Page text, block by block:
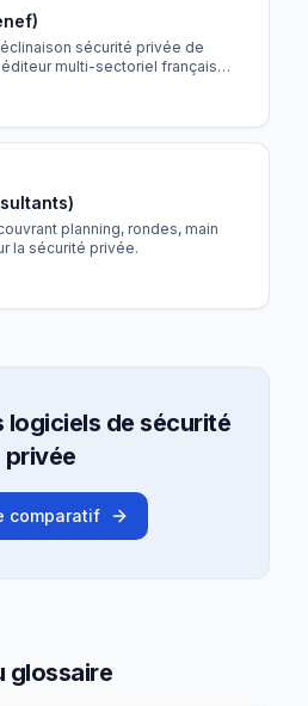
sécurité privée de
multi-sectoriel français
Avec une intégration native
de croissance fortes,
planning, rondes, main
la sécurité privée.
logiciels de sécurité
privée
comparatif
glossaire